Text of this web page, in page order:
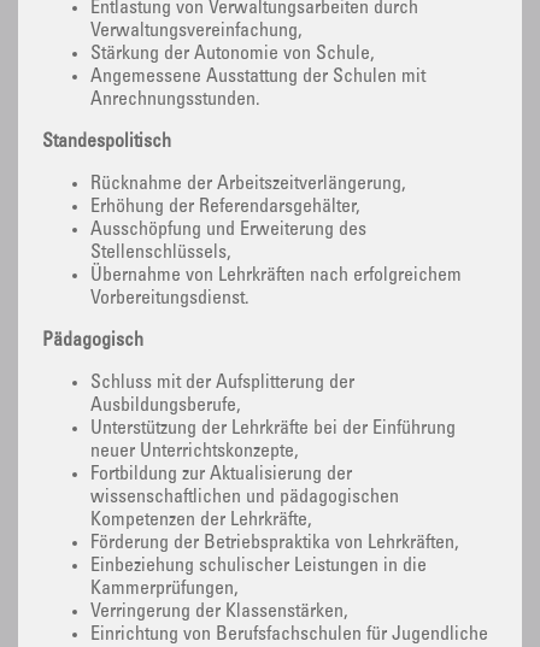
Entlastung von Verwaltungsarbeiten durch
Verwaltungsvereinfachung,
Stärkung der Autonomie von Schule,
Angemessene Ausstattung der Schulen mit
Anrechnungsstunden.
Standespolitisch
Rücknahme der Arbeitszeitverlängerung,
Erhöhung der Referendarsgehälter,
Ausschöpfung und Erweiterung des
Stellenschlüssels,
Übernahme von Lehrkräften nach erfolgreichem
Vorbereitungsdienst.
Pädagogisch
Schluss mit der Aufsplitterung der
Ausbildungsberufe,
Unterstützung der Lehrkräfte bei der Einführung
neuer Unterrichtskonzepte,
Fortbildung zur Aktualisierung der
wissenschaftlichen und pädagogischen
Kompetenzen der Lehrkräfte,
Förderung der Betriebspraktika von Lehrkräften,
Einbeziehung schulischer Leistungen in die
Kammerprüfungen,
Verringerung der Klassenstärken,
Einrichtung von Berufsfachschulen für Jugendliche